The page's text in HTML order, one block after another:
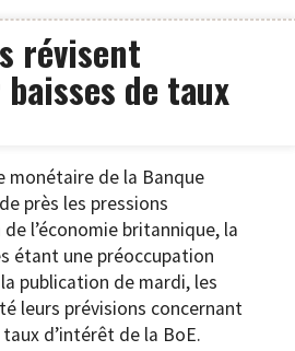
révisent
de taux
monétaire de la Banque
près les pressions
l’économie britannique, la
étant une préoccupation
publication de mardi, les
leurs prévisions concernant
d’intérêt de la BoE.